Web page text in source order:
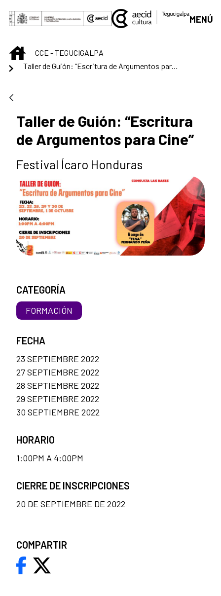
Saltar al contenido principal
MENÚ
INICIOCCE - TEGUCIGALPA
Taller de Guión: “Escritura de Argumentos para Cine”
Taller de Guión: “Escritura
de Argumentos para Cine”
Festival Ícaro Honduras
CATEGORÍA
FORMACIÓN
FECHA
23 SEPTIEMBRE 2022
27 SEPTIEMBRE 2022
28 SEPTIEMBRE 2022
29 SEPTIEMBRE 2022
30 SEPTIEMBRE 2022
HORARIO
1:00PM A 4:00PM
CIERRE DE INSCRIPCIONES
20 DE SEPTIEMBRE DE 2022
COMPARTIR